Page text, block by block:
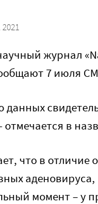
журнал
7 июля
данных
в
что в отличие
момент – у